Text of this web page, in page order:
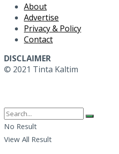
About
Advertise
Privacy & Policy
Contact
DISCLAIMER
© 2021 Tinta Kaltim
No Result
View All Result